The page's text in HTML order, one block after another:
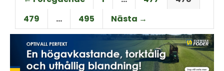
479
… 495 Nästa →